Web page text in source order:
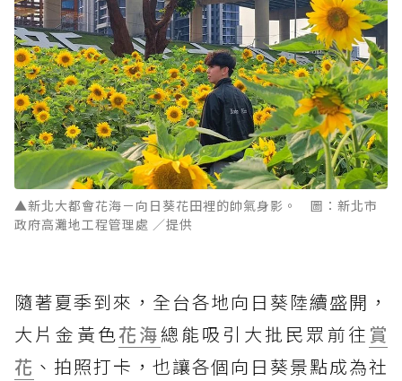
▲新北大都會花海－向日葵花田裡的帥氣身影。 圖：新北市
政府高灘地工程管理處 ／提供
隨著夏季到來，全台各地向日葵陸續盛開，
大片金黃色花海總能吸引大批民眾前往 賞
花 、拍照打卡，也讓各個向日葵景點成為社